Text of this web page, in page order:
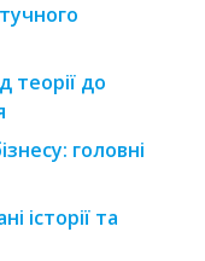
теорії до
головні
історії та